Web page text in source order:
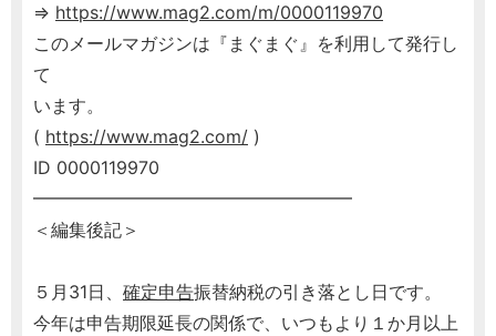
⇒ https://www.mag2.com/m/0000119970
このメールマガジンは『まぐまぐ』を利用して発行し
て
います。
( https://www.mag2.com/ )
ID 0000119970
━━━━━━━━━━━━━━━━━━
＜編集後記＞
５月31日、 確定申告振替納税の引き落とし日です。
今年は申告期限延長の関係で、いつもより１か月以上